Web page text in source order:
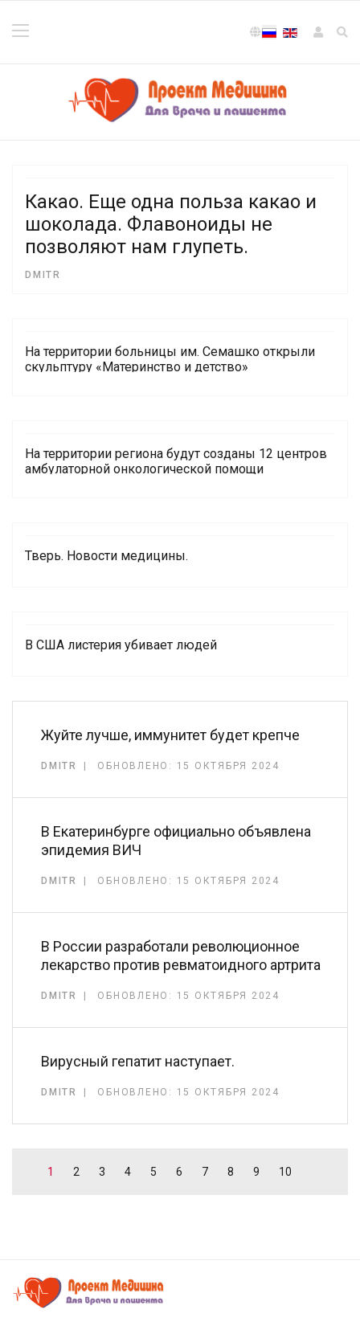
Выберите язык
Какао. Еще одна польза какао и
шоколада. Флавоноиды не
позволяют нам глупеть.
DMITR
На территории больницы им. Семашко открыли
скульптуру «Материнство и детство»
На территории региона будут созданы 12 центров
амбулаторной онкологической помощи
Тверь. Новости медицины.
В США листерия убивает людей
Жуйте лучше, иммунитет будет крепче
DMITR ОБНОВЛЕНО: 15 ОКТЯБРЯ 2024
В Екатеринбурге официально объявлена
эпидемия ВИЧ
DMITR ОБНОВЛЕНО: 15 ОКТЯБРЯ 2024
В России разработали революционное
лекарство против ревматоидного артрита
DMITR ОБНОВЛЕНО: 15 ОКТЯБРЯ 2024
Вирусный гепатит наступает.
DMITR ОБНОВЛЕНО: 15 ОКТЯБРЯ 2024
1 2 3 4 5 6 7 8 9 10